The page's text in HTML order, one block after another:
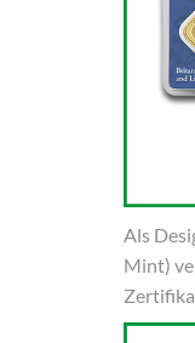
Als
Mint)